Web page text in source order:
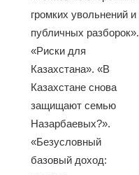
громких увольнений и
публичных разборок».
«Риски для
Казахстана». «В
Казахстане снова
защищают семью
Назарбаевых?».
«Безусловный
базовый доход: